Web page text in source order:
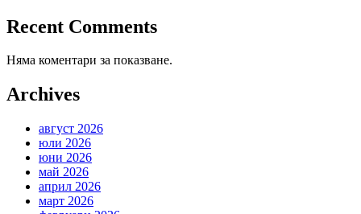
Recent Comments
Няма коментари за показване.
Archives
август 2026
юли 2026
юни 2026
май 2026
април 2026
март 2026